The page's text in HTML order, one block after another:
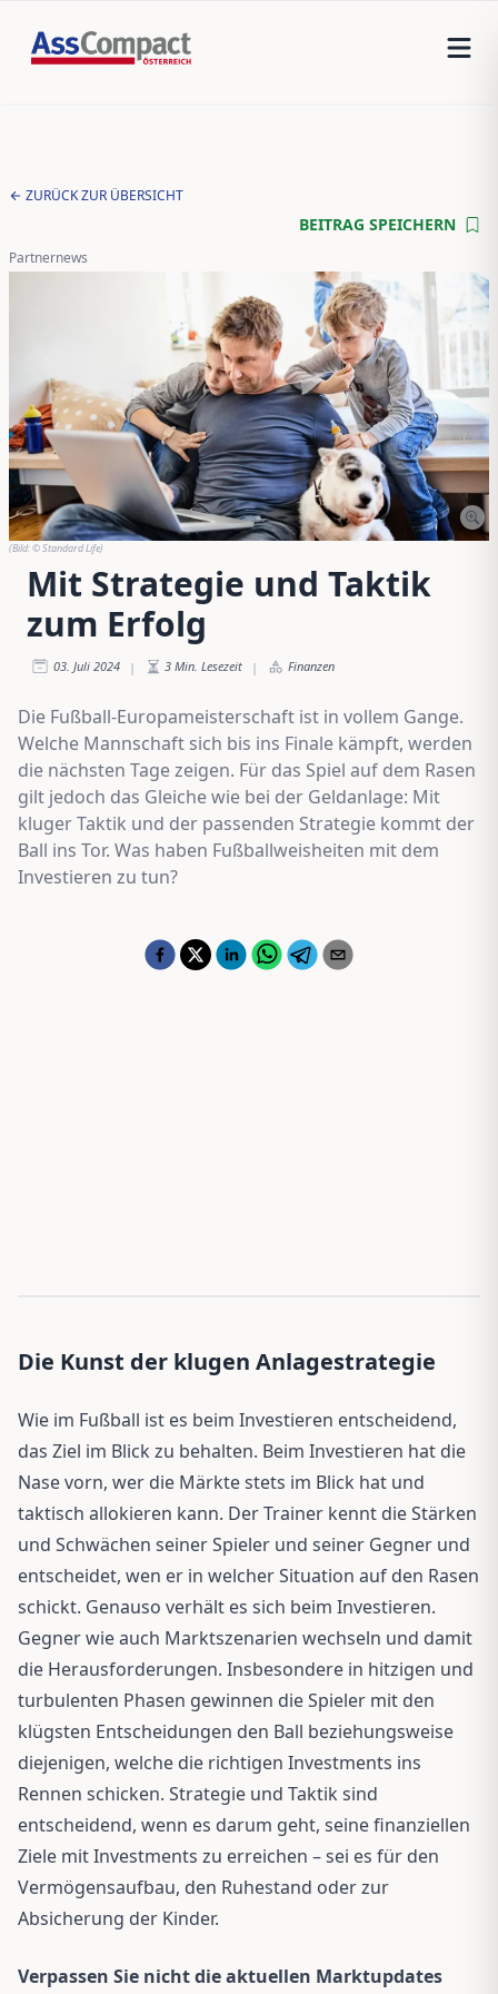
ZURÜCK ZUR ÜBERSICHT
BEITRAG SPEICHERN
Partnernews
(Bild:© Standard Life)
Mit Strategie und Taktik
zum Erfolg
03. Juli 2024 | 3 Min. Lesezeit | Finanzen
Die Fußball-Europameisterschaft ist in vollem Gange.
Welche Mannschaft sich bis ins Finale kämpft, werden
die nächsten Tage zeigen. Für das Spiel auf dem Rasen
gilt jedoch das Gleiche wie bei der Geldanlage: Mit
kluger Taktik und der passenden Strategie kommt der
Ball ins Tor. Was haben Fußballweisheiten mit dem
Investieren zu tun?
Die Kunst der klugen Anlagestrategie
Wie im Fußball ist es beim Investieren entscheidend,
das Ziel im Blick zu behalten. Beim Investieren hat die
Nase vorn, wer die Märkte stets im Blick hat und
taktisch allokieren kann. Der Trainer kennt die Stärken
und Schwächen seiner Spieler und seiner Gegner und
entscheidet, wen er in welcher Situation auf den Rasen
schickt. Genauso verhält es sich beim Investieren.
Gegner wie auch Marktszenarien wechseln und damit
die Herausforderungen. Insbesondere in hitzigen und
turbulenten Phasen gewinnen die Spieler mit den
klügsten Entscheidungen den Ball beziehungsweise
diejenigen, welche die richtigen Investments ins
Rennen schicken. Strategie und Taktik sind
entscheidend, wenn es darum geht, seine finanziellen
Ziele mit Investments zu erreichen – sei es für den
Vermögensaufbau, den Ruhestand oder zur
Absicherung der Kinder.
Verpassen Sie nicht die aktuellen Marktupdates